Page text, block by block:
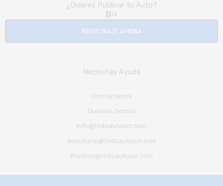
¿Quieres Publicar tu Auto?
REGISTRATE AHORA
Necesitas Ayuda
Contáctenos
Quienes Somos
info@todoautoscr.com
aceciliano@todoautoscr.com
fborbon@todoautoscr.com